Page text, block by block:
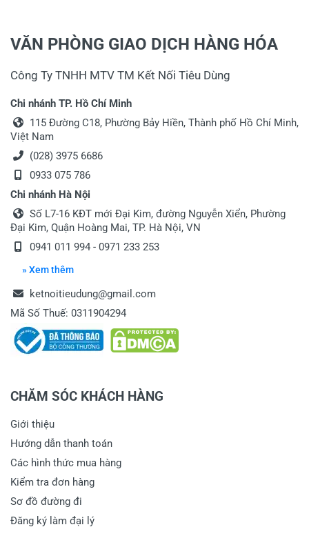
Viết nhận xét của bạn vào bên dưới
Gửi nhận xét
VĂN PHÒNG GIAO DỊCH HÀNG HÓA
Công Ty TNHH MTV TM Kết Nối Tiêu Dùng
Chi nhánh TP. Hồ Chí Minh
115 Đường C18, Phường Bảy Hiền, Thành phố Hồ Chí Minh,
Việt Nam
(028) 3975 6686
0933 075 786
Chi nhánh Hà Nội
Số L7-16 KĐT mới Đại Kim, đường Nguyễn Xiển, Phường
Đại Kim, Quận Hoàng Mai, TP. Hà Nội, VN
0941 011 994 - 0971 233 253
» Xem thêm
ketnoitieudung@gmail.com
Mã Số Thuế: 0311904294
CHĂM SÓC KHÁCH HÀNG
Giới thiệu
Hướng dẫn thanh toán
Các hình thức mua hàng
Kiểm tra đơn hàng
Sơ đồ đường đi
Đăng ký làm đại lý